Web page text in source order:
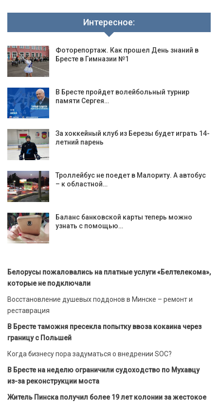
Интересное:
Фоторепортаж. Как прошел День знаний в
Бресте в Гимназии №1
В Бресте пройдет волейбольный турнир
памяти Сергея…
За хоккейный клуб из Березы будет играть 14-
летний парень
Троллейбус не поедет в Малориту. А автобус
– к областной…
Баланс банковской карты теперь можно
узнать с помощью…
Белорусы пожаловались на платные услуги «Белтелекома»,
которые не подключали
Восстановление душевых поддонов в Минске – ремонт и
реставрация
В Бресте таможня пресекла попытку ввоза кокаина через
границу с Польшей
Когда бизнесу пора задуматься о внедрении SOC?
В Бресте на неделю ограничили судоходство по Мухавцу
из-за реконструкции моста
Житель Пинска получил более 19 лет колонии за жестокое